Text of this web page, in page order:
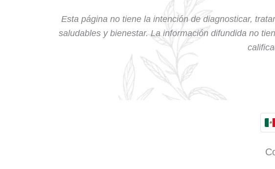
Esta página no tiene la intención de diagnosticar,
saludables y bienestar. La información difundida no